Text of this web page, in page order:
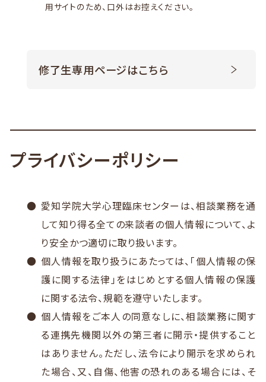
用サイトのため、口外はお控えください。
修了生専用ページはこちら
プライバシーポリシー
愛知学院大学心理臨床センターは、相談業務を通
して知り得る全ての来談者の個人情報について、よ
り安全かつ適切に取り扱います。
個人情報を取り扱うにあたっては、「個人情報の保
護に関する法律」をはじめとする個人情報の保護
に関する法令、規範を遵守いたします。
個人情報をご本人の同意なしに、相談業務に関す
る連携先機関以外の第三者に開示・提供すること
はありません。ただし、法令により開示を求められ
た場合、又、自傷、他害の恐れのある場合には、そ